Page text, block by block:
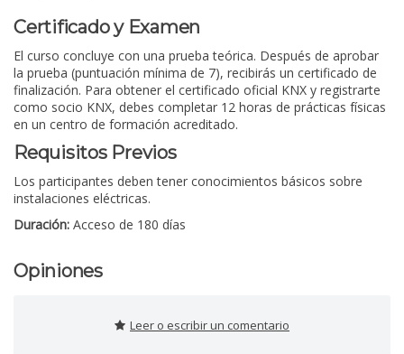
Certificado y Examen
El curso concluye con una prueba teórica. Después de aprobar
la prueba (puntuación mínima de 7), recibirás un certificado de
finalización. Para obtener el certificado oficial KNX y registrarte
como socio KNX, debes completar 12 horas de prácticas físicas
en un centro de formación acreditado.
Requisitos Previos
Los participantes deben tener conocimientos básicos sobre
instalaciones eléctricas.
Duración: Acceso de 180 días
Opiniones
Leer o escribir un comentario